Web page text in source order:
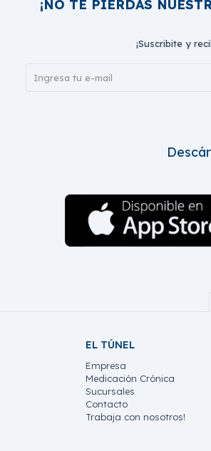
¡NO TE PIERDAS
¡Suscribite y
EL TÚNEL
Empresa
Medicación Crónica
Sucursales
Contacto
Trabaja con nosotros!